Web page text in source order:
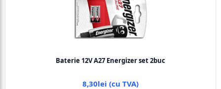
Baterie 12V A27 Energizer set 2buc
8,30lei (cu TVA)